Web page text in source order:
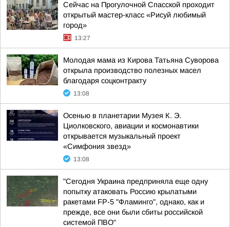
Сейчас на Прогулочной Спасской проходит
открытый мастер-класс «Рисуй любимый
город»
13:27
Молодая мама из Кирова Татьяна Суворова
открыла производство полезных масел
благодаря соцконтракту
13:08
Осенью в планетарии Музея К. Э.
Циолковского, авиации и космонавтики
открывается музыкальный проект
«Симфония звезд»
13:08
"Сегодня Украина предприняла еще одну
попытку атаковать Россию крылатыми
ракетами FP-5 "Фламинго", однако, как и
прежде, все они были сбиты российской
системой ПВО"